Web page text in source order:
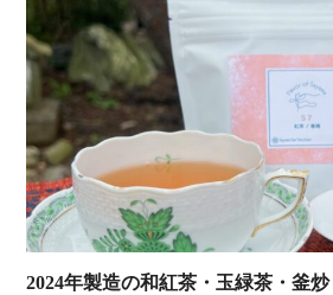
2024年製造の和紅茶・玉緑茶・釜